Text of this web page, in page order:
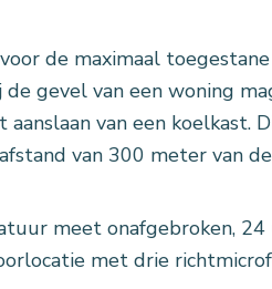
de maximaal
gevel van een woning
van een koelkast.
van 300 meter van
meet onafgebroken,
met drie